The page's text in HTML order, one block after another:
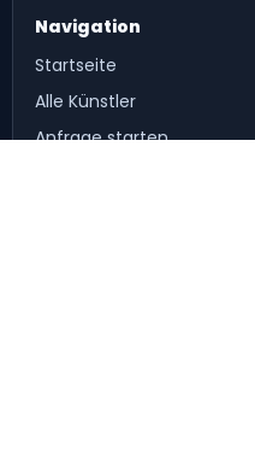
Navigation
Startseite
Alle Künstler
Anfrage starten